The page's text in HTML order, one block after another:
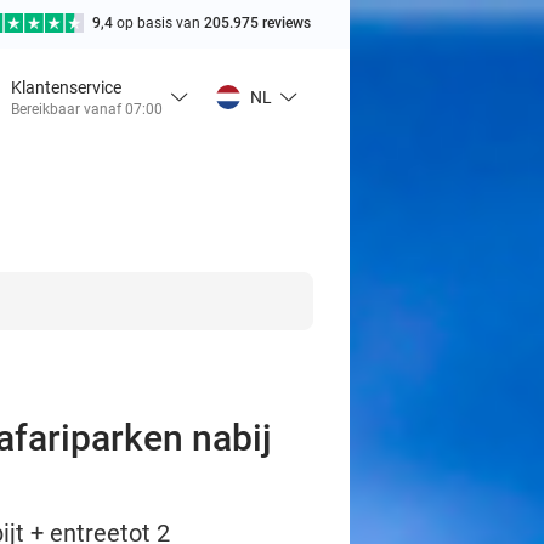
9,4 op basis van 205.975 reviews
Klantenservice
Bereikbaar vanaf 07:00
NL
nabij
+ entreetot 2